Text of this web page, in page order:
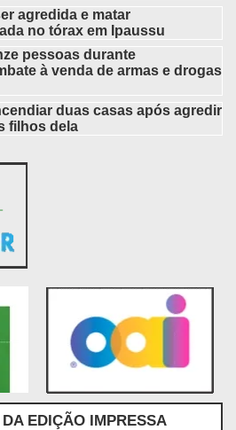
agredida e matar
no tórax em Ipaussu
pessoas durante
à venda de armas e drogas
duas casas após agredir
filhos dela
EDIÇÃO IMPRESSA